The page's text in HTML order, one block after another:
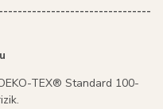
TEX® Standard 100-